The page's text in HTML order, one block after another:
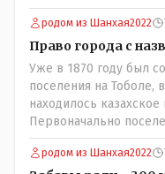
сотрудников
прислали ему в виде
воспитатели долго
кондиционеров в
настоящему времени
помещениях,
управленческого
установлены
режимы, которые
погодные условия в
родом из Шанхая2022
Право города с
Уже в 1870 году был
поселения на Тоболе,
находилось
Первоначально
Урдабаем по имени
что комиссии
родом из Шанхая2022